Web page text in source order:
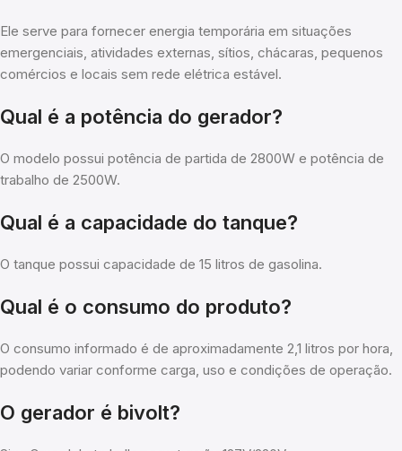
Ele serve para fornecer energia temporária em situações
emergenciais, atividades externas, sítios, chácaras, pequenos
comércios e locais sem rede elétrica estável.
Qual é a potência do gerador?
O modelo possui potência de partida de 2800W e potência de
trabalho de 2500W.
Qual é a capacidade do tanque?
O tanque possui capacidade de 15 litros de gasolina.
Qual é o consumo do produto?
O consumo informado é de aproximadamente 2,1 litros por hora,
podendo variar conforme carga, uso e condições de operação.
O gerador é bivolt?